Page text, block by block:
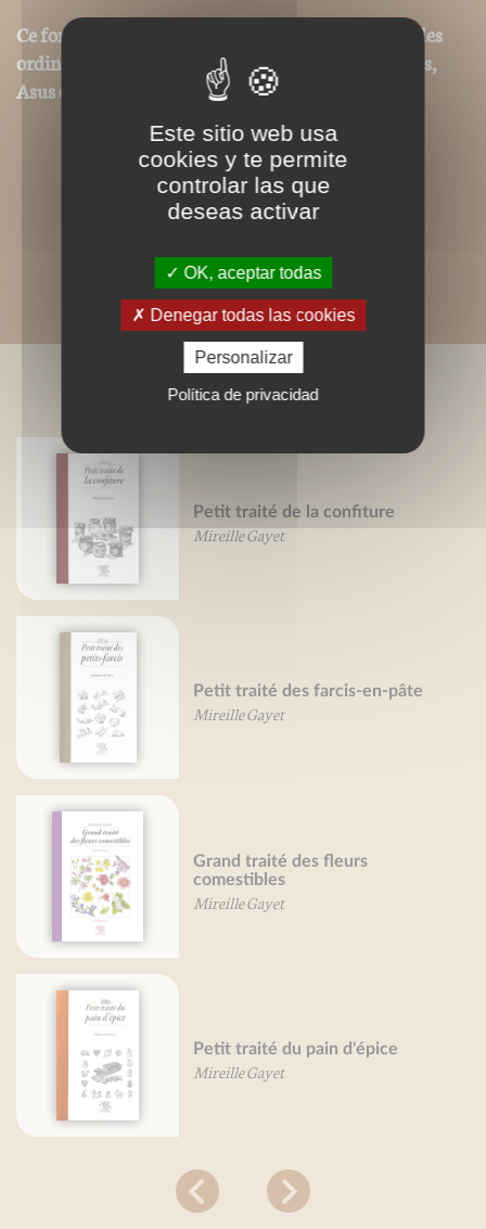
Ce format peut être lu par le logiciel Acrobat © sur des
ordinateurs ou tablettes tactiles de type iPad, Archos,
Asus ou autres.
LIVRES ASSOCIÉS
Petit traité de la confiture
Mireille Gayet
Petit traité des farcis-en-pâte
Mireille Gayet
Grand traité des fleurs
comestibles
Mireille Gayet
Petit traité du pain d'épice
Mireille Gayet
Este sitio web usa
cookies y te permite
controlar las que
deseas activar
OK, aceptar todas
Denegar todas las cookies
Personalizar
Política de privacidad